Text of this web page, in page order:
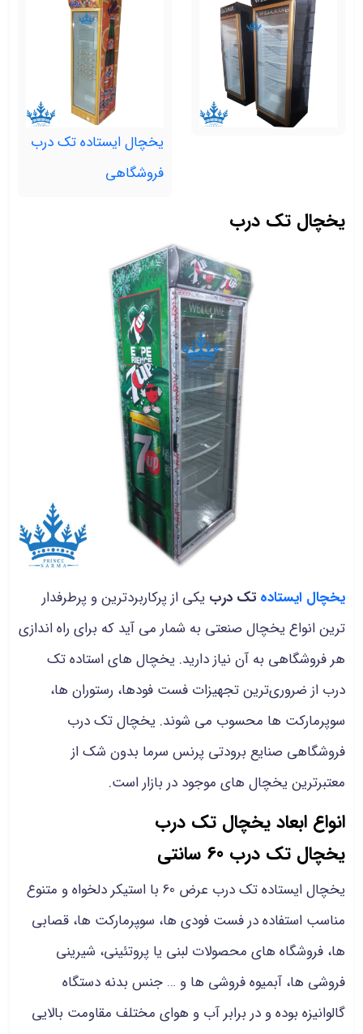
یخچال ایستاده تک درب
فروشگاهی
یخچال تک درب
یخچال ایستاده تک درب یکی از پرکاربردترین و پرطرفدار
ترین انواع یخچال صنعتی به شمار می آید که برای راه اندازی
هر فروشگاهی به آن نیاز دارید. یخچال های استاده تک
درب از ضروری‌ترین تجهیزات فست فودها، رستوران ها،
سوپرمارکت ها محسوب می شوند. یخچال تک درب
فروشگاهی صنایع برودتی پرنس سرما بدون شک از
معتبرترین یخچال های موجود در بازار است.
انواع ابعاد یخچال تک درب
یخچال تک درب 60 سانتی
یخچال ایستاده تک درب عرض 60 با استیکر دلخواه و متنوع
مناسب استفاده در فست فودی ها، سو‍‍‍‍‍‍‍‍‍‍‍‍‍‍‍‍‍‍‍‍‍‍‍‍‍‍‍‍‍‍‍‍‍‍‍‍‍‍‍‍‍‍‍‍‍‍‍‍‍‍‍‍‍‍‍‍‍‍‍‍‍‍‍‍‍‍‍‍‍‍‍‍‍‍‍‍‍‍پرمارکت ها، قصابی
ها، فروشگاه های محصولات لبنی یا پروتئینی، شیرینی
فروشی ها، آبمیوه فروشی ها و … جنس بدنه دستگاه
گالوانیزه بوده و در برابر آب و هوای مختلف مقاومت بالایی